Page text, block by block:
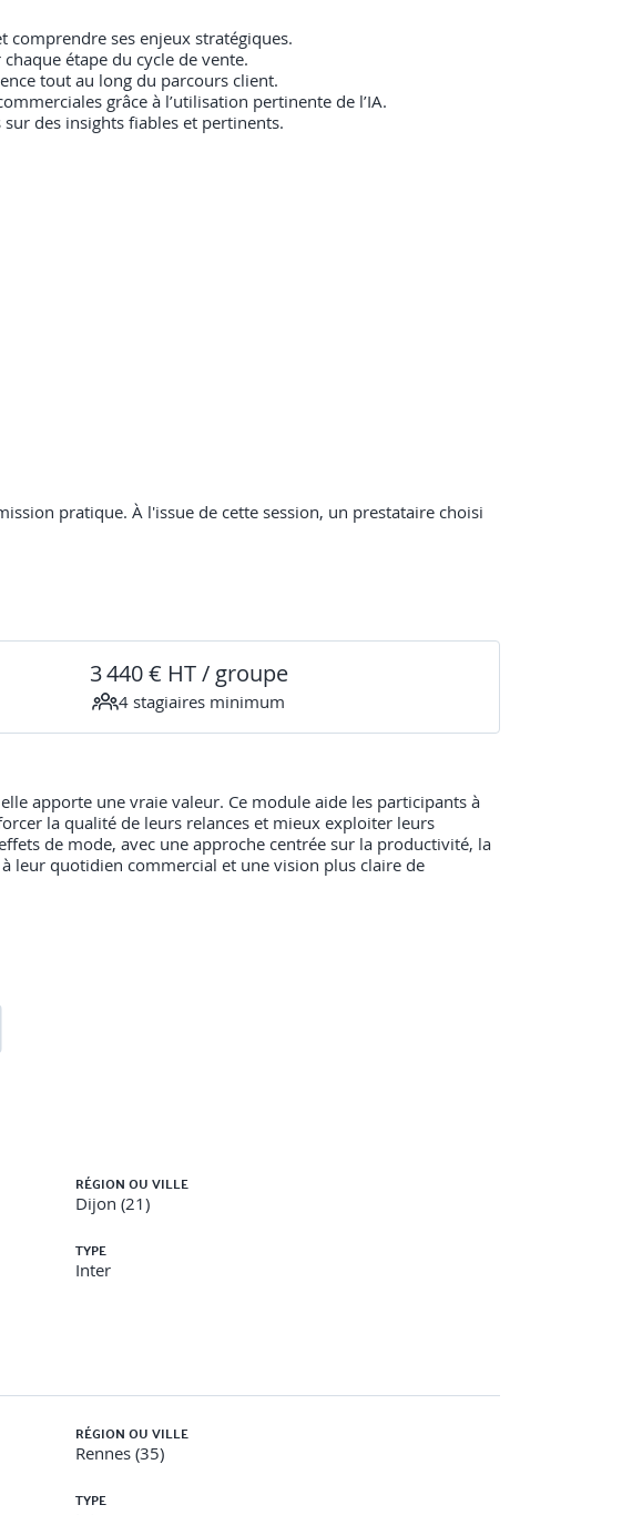
comprendre ses enjeux stratégiques.
étape du cycle de vente.
tout au long du parcours client.
grâce à l’utilisation pertinente de l’IA.
des insights fiables et pertinents.
pratique. À l'issue de cette session, un prestataire choisi
3 440 € HT / groupe
4 stagiaires minimum
apporte une vraie valeur. Ce module aide les participants à
la qualité de leurs relances et mieux exploiter leurs
de mode, avec une approche centrée sur la productivité, la
leur quotidien commercial et une vision plus claire de
RÉGION OU VILLE
Dijon (21)
TYPE
Inter
RÉGION OU VILLE
Rennes (35)
TYPE